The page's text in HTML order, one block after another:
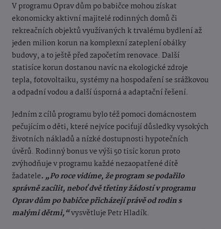
V programu Oprav dům po babičce mohou získat
ekonomicky aktivní majitelé rodinných domů či
rekreačních objektů využívaných k trvalému bydlení až
jeden milion korun na komplexní zateplení obálky
budovy, a to ještě před započetím renovace. Další
statisíce korun dostanou navíc na ekologické zdroje
tepla, fotovoltaiku, systémy na hospodaření se srážkovou
a odpadní vodou a další úsporná a adaptační řešení.
Jedním z cílů programu bylo též pomoci domácnostem
pečujícím o děti, které nejvíce pociťují důsledky vysokých
životních nákladů a nízké dostupnosti hypotečních
úvěrů. Rodinný bonus ve výši 50 tisíc korun proto
zvýhodňuje v programu každé nezaopatřené dítě
žadatele. „Po roce vidíme, že program se podařilo
správně zacílit, neboť dvě třetiny žádostí v programu
Oprav dům po babičce přicházejí právě od rodin s
malými dětmi,“vysvětluje Petr Hladík.